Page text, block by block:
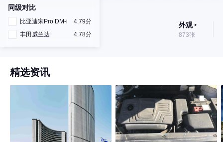
同级对比
比亚迪宋Pro DM-i
4.79分
丰田威兰达
4.78分
外观
873张
精选资讯